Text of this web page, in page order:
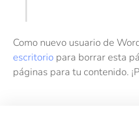
Como nuevo usuario de
escritorio para borrar esta
páginas para tu contenido.